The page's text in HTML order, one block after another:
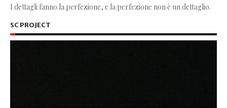
I dettagli fanno la perfezione, e la perfezione non è un dettaglio.
SC PROJECT